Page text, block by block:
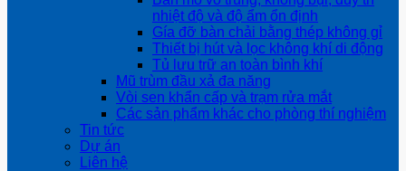
nhiệt độ và độ ẩm ổn định
Gía đỡ bàn chải bằng thép không gỉ
Thiết bị hút và lọc không khí di động
Tủ lưu trữ an toàn bình khí
Mũ trùm đầu xả đa năng
Vòi sen khẩn cấp và trạm rửa mắt
Các sản phẩm khác cho phòng thí nghiệm
Tin tức
Dự án
Liên hệ